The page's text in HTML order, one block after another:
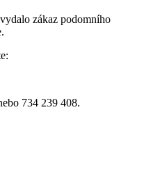
zákaz podomního
734 239 408.